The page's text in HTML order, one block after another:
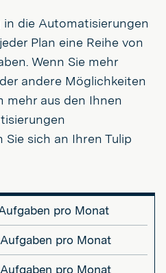
die Automatisierungen
Plan eine Reihe von
Wenn Sie mehr
andere Möglichkeiten
mehr aus den Ihnen
Sie sich an Ihren Tulip
pro Monat
pro Monat
pro Monat